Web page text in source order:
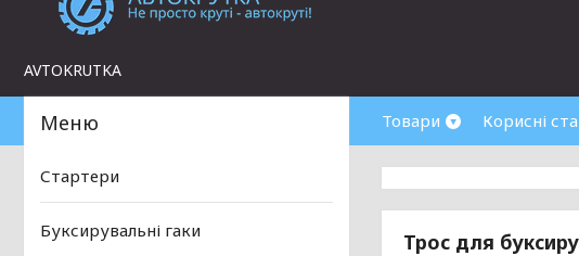
AVTOKRUTKA
Товари Корисні
Трос для
Стартери
Буксирувальні гаки